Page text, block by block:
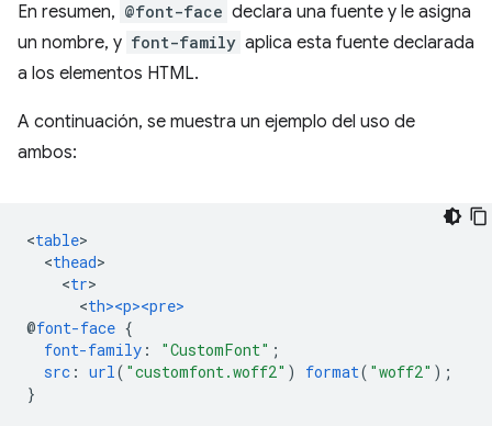
En resumen, @font-face declara una fuente y le asigna
un nombre, y font-family aplica esta fuente declarada
a los elementos HTML.
A continuación, se muestra un ejemplo del uso de
ambos:
<table
<thead
<tr
<th><p><pre>
@font-face {
font-family : "CustomFont" ;
src : url( "customfont.woff2" ) format( "woff2" );
}